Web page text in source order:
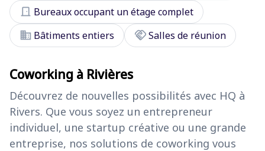
door_front Bureaux occupant un étage complet
domain Bâtiments entiers handshakeSalles de réunion
Coworking à Rivières
Découvrez de nouvelles possibilités avec HQ à
Rivers. Que vous soyez un entrepreneur
individuel, une startup créative ou une grande
entreprise, nos solutions de coworking vous